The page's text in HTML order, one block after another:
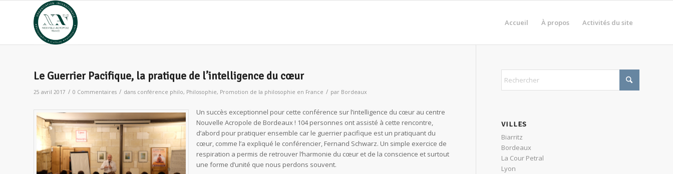
Accueil À propos Activités du site
Le Guerrier Pacifique, la pratique de l’intelligence du cœur
25 avril 2017 / 0 Commentaires / dans conférence philo, Philosophie, Promotion de la philosophie en France / par Bordeaux
Un succès exceptionnel pour cette conférence sur l’intelligence du cœur au centre
Nouvelle Acropole de Bordeaux ! 104 personnes ont assisté à cette rencontre,
d’abord pour pratiquer ensemble car le guerrier pacifique est un pratiquant du
cœur, comme l’a expliqué le conférencier, Fernand Schwarz. Un simple exercice de
respiration a permis de retrouver l’harmonie du cœur et de la conscience et surtout
une forme d’unité que nous perdons souvent.
VILLES
Biarritz
Bordeaux
La Cour Petral
Lyon